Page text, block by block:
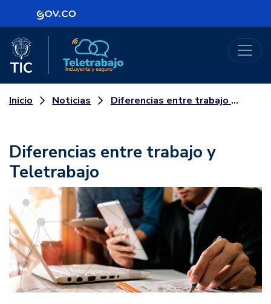
Logo Gobierno de Colombia
Logo del Ministerio TIC
Inicio Noticias Diferencias entre trabajo y Teletrabajo
Diferencias entre trabajo y
Teletrabajo